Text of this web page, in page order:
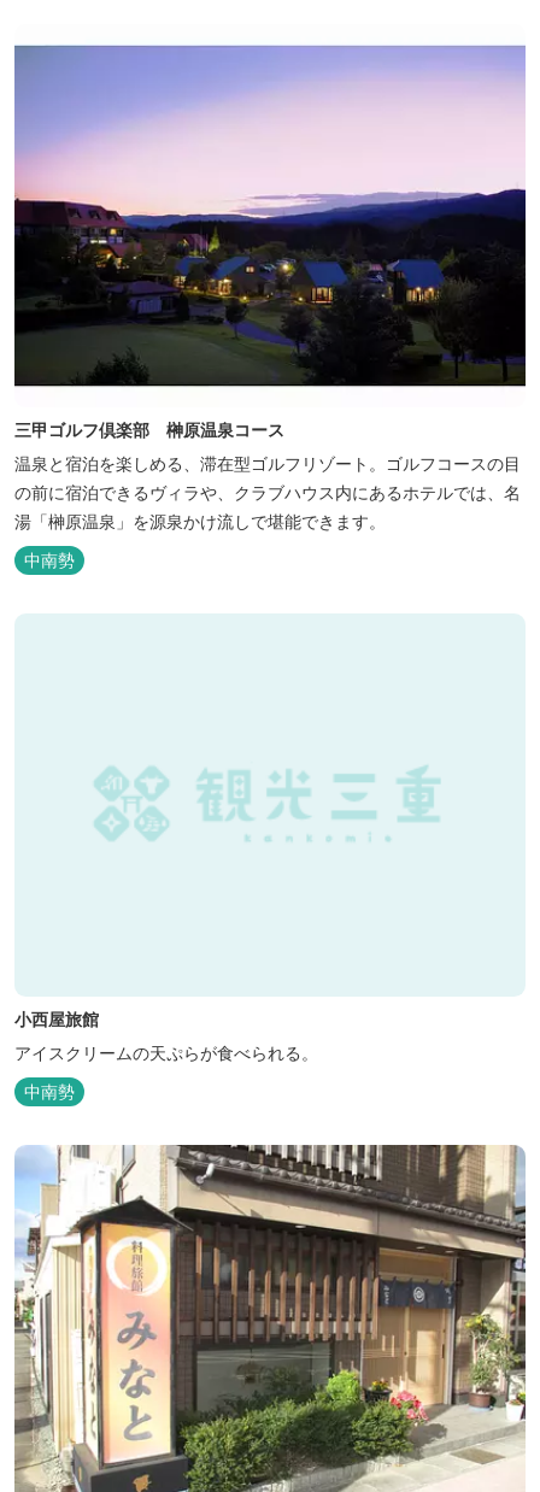
三甲ゴルフ倶楽部 榊原温泉コース
温泉と宿泊を楽しめる、滞在型ゴルフリゾート。ゴルフコースの目
の前に宿泊できるヴィラや、クラブハウス内にあるホテルでは、名
湯「榊原温泉」を源泉かけ流しで堪能できます。
中南勢
小西屋旅館
アイスクリームの天ぷらが食べられる。
中南勢